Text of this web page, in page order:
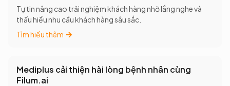
Tự tin nâng cao trải nghiệm khách hàng nhờ lắng nghe và
thấu hiểu nhu cầu khách hàng sâu sắc.
Tìm hiểu thêm
Mediplus cải thiện hài lòng bệnh nhân cùng
Filum.ai